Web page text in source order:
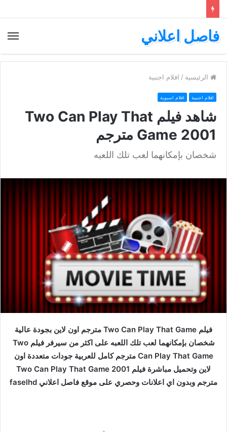
فاصل اعلاني
الرئيسية / افلام اجنبية
افلام اجنبية افلام اسيوية
شاهد فيلم Two Can Play That
Game 2001 مترجم
شخصان بإمكانهما لعب تلك اللعبه
فيلم Two Can Play That Game مترجم اون لاين بجودة عالية
شخصان بإمكانهما لعب تلك اللعبه على اكثر من سيرفر فيلم Two
Can Play That Game مترجم كامل للعربية جودات متعددة اون
لاين وتحميل مباشرة فيلم Two Can Play That Game 2001
مترجم وبدون اي اعلانات وحصري على موقع فاصل اعلاني faselhd